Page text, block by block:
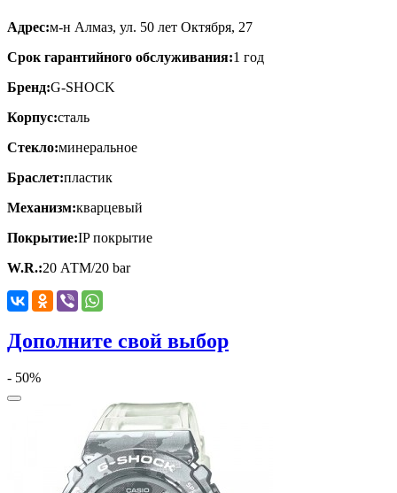
Адрес:м-н Алмаз, ул. 50 лет Октября, 27
Срок гарантийного обслуживания:1 год
Бренд:G-SHOCK
Корпус:сталь
Стекло:минеральное
Браслет:пластик
Механизм:кварцевый
Покрытие:IP покрытие
W.R.:20 АТМ/20 bar
Дополните свой выбор
- 50%